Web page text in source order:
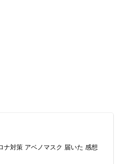
ナ対策 アベノマスク 届いた 感想